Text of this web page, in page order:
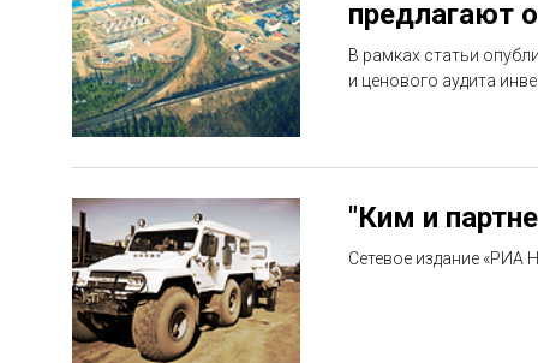
предлагают
В рамках статьи
и ценового аудита
"Ким и
Сетевое издание «РИА